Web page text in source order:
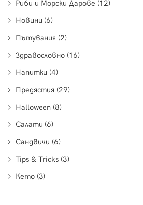
Риби и Морски Дарове (12)
Новини (6)
Пътувания (2)
Здравословно (16)
Напитки (4)
Предястия (29)
Halloween (8)
Салати (6)
Сандвичи (6)
Tips & Tricks (3)
Кето (3)